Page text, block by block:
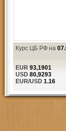
Курс ЦБ РФ на
EUR 93,1901
USD 80,9293
EUR/USD 1.16